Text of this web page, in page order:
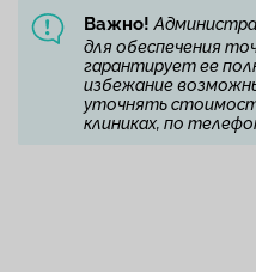
Важно!
для обеспечения
гарантирует ее
избежание
уточнять
клиниках, по